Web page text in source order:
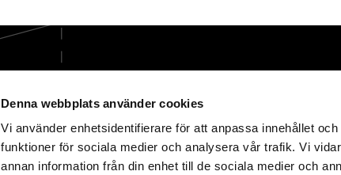
Denna webbplats använder cookies
Vi använder enhetsidentifierare för att anpassa innehållet
funktioner för sociala medier och analysera vår trafik. Vi
annan information från din enhet till de sociala medier och
Förpackningar
Vi tar hand om ömtåliga och värdefulla
produkter